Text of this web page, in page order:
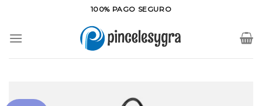
contenido
100% PAGO SEGURO